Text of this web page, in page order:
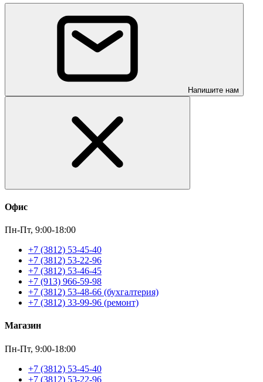
Напишите нам
Офис
Пн-Пт, 9:00-18:00
+7 (3812) 53-45-40
+7 (3812) 53-22-96
+7 (3812) 53-46-45
+7 (913) 966-59-98
+7 (3812) 53-48-66 (бухгалтерия)
+7 (3812) 33-99-96 (ремонт)
Магазин
Пн-Пт, 9:00-18:00
+7 (3812) 53-45-40
+7 (3812) 53-22-96